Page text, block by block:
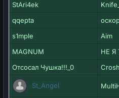
StAri4ek
qqepta
s1mple
Aim
MAGNUM
НЕ Я
Отсосал Чушка!!!_0
St_Angel